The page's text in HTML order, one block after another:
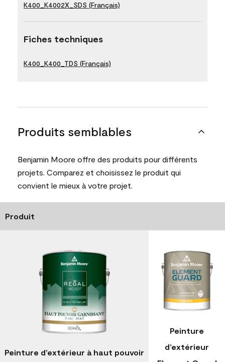
K400_K4002X_SDS (Français)
Fiches techniques
K400_K400_TDS (Français)
Produits semblables
Benjamin Moore offre des produits pour différents
projets. Comparez et choisissez le produit qui
convient le mieux à votre projet.
Produit
Peinture d’extérieur à haut pouvoir
Peinture
d’extérieur